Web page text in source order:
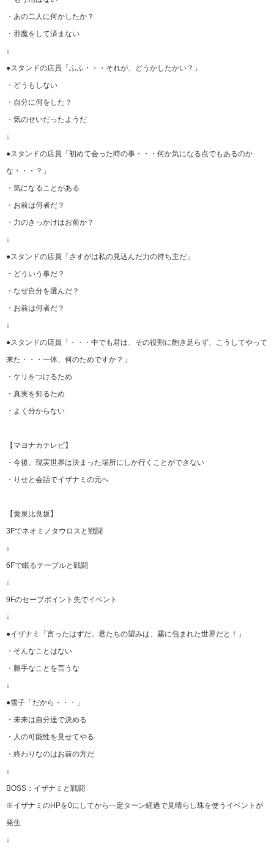
・あの二人に何かしたか？
・邪魔をして済まない
↓
●スタンドの店員「ふふ・・・それが、どうかしたかい？」
・どうもしない
・自分に何をした？
・気のせいだったようだ
↓
●スタンドの店員「初めて会った時の事・・・何か気になる点でもあるのか
な・・・？」
・気になることがある
・お前は何者だ？
・力のきっかけはお前か？
↓
●スタンドの店員「さすがは私の見込んだ力の持ち主だ」
・どういう事だ？
・なぜ自分を選んだ？
・お前は何者だ？
↓
●スタンドの店員「・・・中でも君は、その役割に飽き足らず、こうしてやって
来た・・・一体、何のためですか？」
・ケリをつけるため
・真実を知るため
・よく分からない
【マヨナカテレビ】
・今後、現実世界は決まった場所にしか行くことができない
・りせと会話でイザナミの元へ
【黄泉比良坂】
3Fでネオミノタウロスと戦闘
↓
6Fで眠るテーブルと戦闘
↓
9Fのセーブポイント先でイベント
↓
●イザナミ「言ったはずだ。君たちの望みは、霧に包まれた世界だと！」
・そんなことはない
・勝手なことを言うな
↓
●雪子「だから・・・」
・未来は自分達で決める
・人の可能性を見せてやる
・終わりなのはお前の方だ
↓
BOSS：イザナミと戦闘
※イザナミのHPを0にしてから一定ターン経過で見晴らし珠を使うイベントが
発生
↓